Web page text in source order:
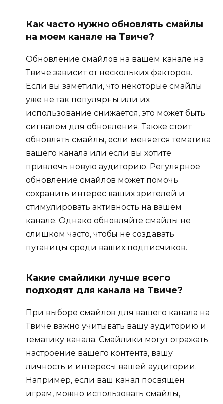
Как часто нужно обновлять смайлы
на моем канале на Твиче?
Обновление смайлов на вашем канале на
Твиче зависит от нескольких факторов.
Если вы заметили, что некоторые смайлы
уже не так популярны или их
использование снижается, это может быть
сигналом для обновления. Также стоит
обновлять смайлы, если меняется тематика
вашего канала или если вы хотите
привлечь новую аудиторию. Регулярное
обновление смайлов может помочь
сохранить интерес ваших зрителей и
стимулировать активность на вашем
канале. Однако обновляйте смайлы не
слишком часто, чтобы не создавать
путаницы среди ваших подписчиков.
Какие смайлики лучше всего
подходят для канала на Твиче?
При выборе смайлов для вашего канала на
Твиче важно учитывать вашу аудиторию и
тематику канала. Смайлики могут отражать
настроение вашего контента, вашу
личность и интересы вашей аудитории.
Например, если ваш канал посвящен
играм, можно использовать смайлы,